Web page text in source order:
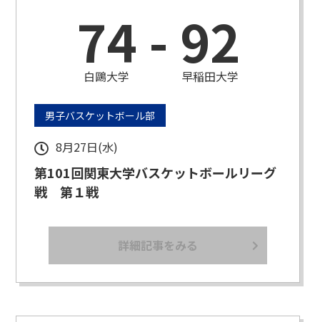
74
白鷗大学 - 92
早稲田大学
男子バスケットボール部
8月27日(水)
第101回関東大学バスケットボールリーグ
戦 第１戦
詳細記事をみる